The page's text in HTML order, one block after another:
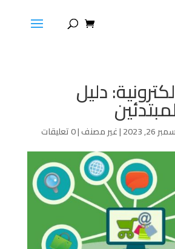
دليل
26, 2023
|غير مصنف|0 تعليقات